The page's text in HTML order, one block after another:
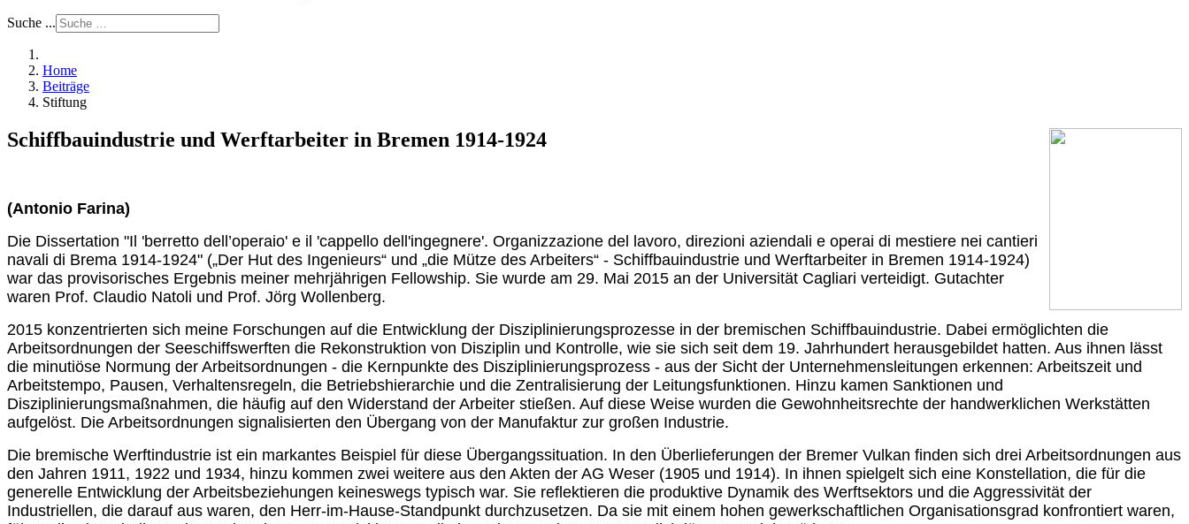
Suche ...
Home
Beiträge
Stiftung
Schiffbauindustrie und Werftarbeiter in Bremen 1914-1924
(Antonio Farina)
Die Dissertation "Il 'berretto dell’operaio' e il 'cappello dell'ingegnere'. Organizzazione del lavoro, direzioni aziendali e operai di mestiere nei cantieri
navali di Brema 1914-1924" („Der Hut des Ingenieurs“ und „die Mütze des Arbeiters“ - Schiffbauindustrie und Werftarbeiter in Bremen 1914-1924)
war das provisorisches Ergebnis meiner mehrjährigen Fellowship. Sie wurde am 29. Mai 2015 an der Universität Cagliari verteidigt. Gutachter
waren Prof. Claudio Natoli und Prof. Jörg Wollenberg.
2015 konzentrierten sich meine Forschungen auf die Entwicklung der Disziplinierungsprozesse in der bremischen Schiffbauindustrie. Dabei ermöglichten die
Arbeitsordnungen der Seeschiffswerften die Rekonstruktion von Disziplin und Kontrolle, wie sie sich seit dem 19. Jahrhundert herausgebildet hatten. Aus ihnen lässt
die minutiöse Normung der Arbeitsordnungen - die Kernpunkte des Disziplinierungsprozess - aus der Sicht der Unternehmensleitungen erkennen: Arbeitszeit und
Arbeitstempo, Pausen, Verhaltensregeln, die Betriebshierarchie und die Zentralisierung der Leitungsfunktionen. Hinzu kamen Sanktionen und
Disziplinierungsmaßnahmen, die häufig auf den Widerstand der Arbeiter stießen. Auf diese Weise wurden die Gewohnheitsrechte der handwerklichen Werkstätten
aufgelöst. Die Arbeitsordnungen signalisierten den Übergang von der Manufaktur zur großen Industrie.
Die bremische Werftindustrie ist ein markantes Beispiel für diese Übergangssituation. In den Überlieferungen der Bremer Vulkan finden sich drei Arbeitsordnungen aus
den Jahren 1911, 1922 und 1934, hinzu kommen zwei weitere aus den Akten der AG Weser (1905 und 1914). In ihnen spielgelt sich eine Konstellation, die für die
generelle Entwicklung der Arbeitsbeziehungen keineswegs typisch war. Sie reflektieren die produktive Dynamik des Werftsektors und die Aggressivität der
Industriellen, die darauf aus waren, den Herr-im-Hause-Standpunkt durchzusetzen. Da sie mit einem hohen gewerkschaftlichen Organisationsgrad konfrontiert waren,